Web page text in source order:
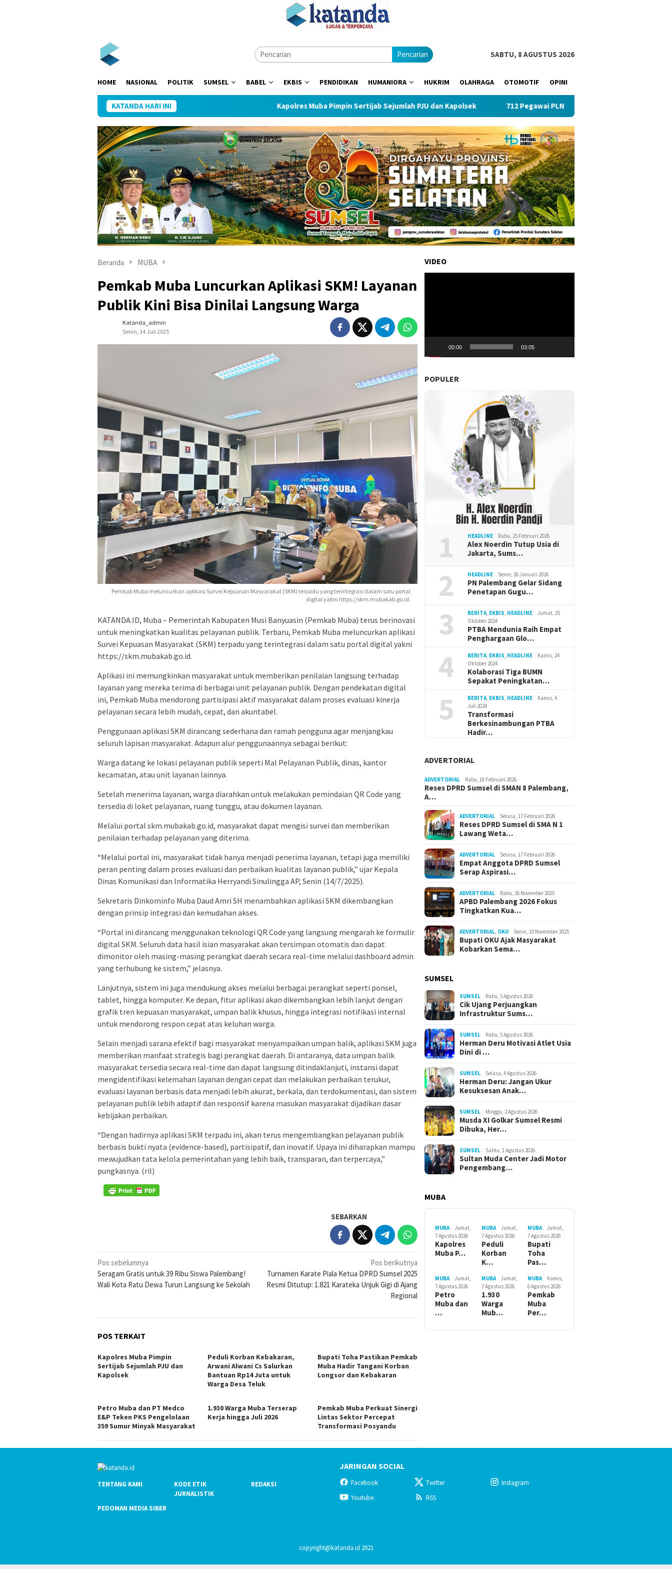
Pencarian SABTU, 8 AGUSTUS 2026
HOME NASIONAL POLITIK SUMSEL BABEL EKBIS PENDIDIKAN HUMANIORA HUKRIM OLAHRAGA OTOMOTIF OPINI
KATANDA HARI INI Kapolres Muba Pimpin Sertijab Sejumlah PJU dan Kapolsek 712 Pegawai PLN UID S2JB Tekan Emisi Lewat Clean Energy
Beranda MUBA
Pemkab Muba Luncurkan Aplikasi SKM! Layanan
Publik Kini Bisa Dinilai Langsung Warga
Katanda_admin
Senin, 14 Juli 2025
Pemkab Muba meluncurkan aplikasi Survei Kepuasan Masyarakat (SKM) terpadu yang terintegrasi dalam satu portal
digital yakni https://skm.mubakab.go.id.
KATANDA.ID, Muba – Pemerintah Kabupaten Musi Banyuasin (Pemkab Muba) terus berinovasi
untuk meningkatkan kualitas pelayanan publik. Terbaru, Pemkab Muba meluncurkan aplikasi
Survei Kepuasan Masyarakat (SKM) terpadu yang terintegrasi dalam satu portal digital yakni
https://skm.mubakab.go.id.
Aplikasi ini memungkinkan masyarakat untuk memberikan penilaian langsung terhadap
layanan yang mereka terima di berbagai unit pelayanan publik. Dengan pendekatan digital
ini, Pemkab Muba mendorong partisipasi aktif masyarakat dalam proses evaluasi kinerja
pelayanan secara lebih mudah, cepat, dan akuntabel.
Penggunaan aplikasi SKM dirancang sederhana dan ramah pengguna agar menjangkau
seluruh lapisan masyarakat. Adapun alur penggunaannya sebagai berikut:
Warga datang ke lokasi pelayanan publik seperti Mal Pelayanan Publik, dinas, kantor
kecamatan, atau unit layanan lainnya.
Setelah menerima layanan, warga diarahkan untuk melakukan pemindaian QR Code yang
tersedia di loket pelayanan, ruang tunggu, atau dokumen layanan.
Melalui portal skm.mubakab.go.id, masyarakat dapat mengisi survei dan memberikan
penilaian terhadap pelayanan yang diterima.
“Melalui portal ini, masyarakat tidak hanya menjadi penerima layanan, tetapi juga memiliki
peran penting dalam proses evaluasi dan perbaikan kualitas layanan publik,” ujar Kepala
Dinas Komunikasi dan Informatika Herryandi Sinulingga AP, Senin (14/7/2025).
Sekretaris Dinkominfo Muba Daud Amri SH menambahkan aplikasi SKM dikembangkan
dengan prinsip integrasi dan kemudahan akses.
“Portal ini dirancang menggunakan teknologi QR Code yang langsung mengarah ke formulir
digital SKM. Seluruh data hasil isian masyarakat akan tersimpan otomatis dan dapat
dimonitor oleh masing-masing perangkat daerah secara real-time melalui dashboard admin
yang terhubung ke sistem,” jelasnya.
Lanjutnya, sistem ini juga mendukung akses melalui berbagai perangkat seperti ponsel,
tablet, hingga komputer. Ke depan, fitur aplikasi akan dikembangkan lebih lanjut dengan
grafik tren kepuasan masyarakat, umpan balik khusus, hingga integrasi notifikasi internal
untuk mendorong respon cepat atas keluhan warga.
Selain menjadi sarana efektif bagi masyarakat menyampaikan umpan balik, aplikasi SKM juga
memberikan manfaat strategis bagi perangkat daerah. Di antaranya, data umpan balik
masyarakat tersedia secara real-time dan dapat langsung ditindaklanjuti, instansi dapat
mengidentifikasi kelemahan layanan dengan cepat dan melakukan perbaikan terukur,
evaluasi layanan berbasis data menjadi lebih akurat, berkala, dan terdokumentasi, dan sistem
pelayanan publik lebih adaptif dan responsif karena masukan masyarakat dijadikan dasar
kebijakan perbaikan.
“Dengan hadirnya aplikasi SKM terpadu ini, akan terus mengembangkan pelayanan publik
berbasis bukti nyata (evidence-based), partisipatif, dan inovatif. Upaya ini diharapkan mampu
mewujudkan tata kelola pemerintahan yang lebih baik, transparan, dan terpercaya,”
pungkasnya. (ril)
SEBARKAN
Navigasi
pos
Pos sebelumnya
Seragam Gratis untuk 39 Ribu Siswa Palembang!
Wali Kota Ratu Dewa Turun Langsung ke Sekolah
Pos berikutnya
Turnamen Karate Piala Ketua DPRD Sumsel 2025
Resmi Ditutup: 1.821 Karateka Unjuk Gigi di Ajang
Regional
POS TERKAIT
Kapolres Muba Pimpin
Sertijab Sejumlah PJU dan
Kapolsek
Peduli Korban Kebakaran,
Arwani Alwani Cs Salurkan
Bantuan Rp14 Juta untuk
Warga Desa Teluk
Bupati Toha Pastikan Pemkab
Muba Hadir Tangani Korban
Longsor dan Kebakaran
Petro Muba dan PT Medco
E&P Teken PKS Pengelolaan
359 Sumur Minyak Masyarakat
1.930 Warga Muba Terserap
Kerja hingga Juli 2026
Pemkab Muba Perkuat Sinergi
Lintas Sektor Percepat
Transformasi Posyandu
VIDEO
00:00 03:05
POPULER
1 HEADLINE Rabu, 25 Februari 2026
Alex Noerdin Tutup Usia di
Jakarta, Sums…
2 HEADLINE Senin, 26 Januari 2026
PN Palembang Gelar Sidang
Penetapan Gugu…
3 BERITA, EKBIS, HEADLINE
Jumat, 25
Oktober 2024
PTBA Mendunia Raih Empat
Penghargaan Glo…
4 BERITA, EKBIS, HEADLINE
Kamis, 24
Oktober 2024
Kolaborasi Tiga BUMN
Sepakat Peningkatan…
5 BERITA, EKBIS, HEADLINE
Kamis, 4
Juli 2024
Transformasi
Berkesinambungan PTBA
Hadir…
ADVERTORIAL
ADVERTORIAL Rabu, 18 Februari 2026
Reses DPRD Sumsel di SMAN 8 Palembang,
A…
ADVERTORIAL Selasa, 17 Februari 2026
Reses DPRD Sumsel di SMA N 1
Lawang Weta…
ADVERTORIAL Selasa, 17 Februari 2026
Empat Anggota DPRD Sumsel
Serap Aspirasi…
ADVERTORIAL Rabu, 26 November 2025
APBD Palembang 2026 Fokus
Tingkatkan Kua…
ADVERTORIAL, OKU Senin, 10 November 2025
Bupati OKU Ajak Masyarakat
Kobarkan Sema…
SUMSEL
SUMSEL Rabu, 5 Agustus 2026
Cik Ujang Perjuangkan
Infrastruktur Sums…
SUMSEL Rabu, 5 Agustus 2026
Herman Deru Motivasi Atlet Usia
Dini di …
SUMSEL Selasa, 4 Agustus 2026
Herman Deru: Jangan Ukur
Kesuksesan Anak…
SUMSEL Minggu, 2 Agustus 2026
Musda XI Golkar Sumsel Resmi
Dibuka, Her…
SUMSEL Sabtu, 1 Agustus 2026
Sultan Muda Center Jadi Motor
Pengembang…
MUBA
MUBA
Jumat,
7 Agustus 2026
Kapolres
Muba P…
MUBA
Jumat,
7 Agustus 2026
Peduli
Korban
K…
MUBA
Jumat,
7 Agustus 2026
Bupati
Toha
Pas…
MUBA
Jumat,
7 Agustus 2026
Petro
Muba dan
…
MUBA
Jumat,
7 Agustus 2026
1.930
Warga
Mub…
MUBA
Kamis,
6 Agustus 2026
Pemkab
Muba
Per…
TENTANG KAMI
KODE ETIK
JURNALISTIK
REDAKSI
PEDOMAN MEDIA SIBER
JARINGAN SOCIAL
Facebook Twitter
Instagram
Youtube
RSS
copyright@katanda.id 2021